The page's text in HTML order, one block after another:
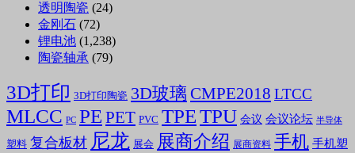
透明陶瓷 (24)
金刚石 (72)
锂电池 (1,238)
陶瓷轴承 (79)
3D打印 3D打印陶瓷 3D玻璃 CMPE2018 LTCC
MLCC PC PE PET PVC TPETPU 会议 会议论坛 半导体
塑料 复合板材 尼龙 展会 展商介绍 展商资料 手机 手机塑